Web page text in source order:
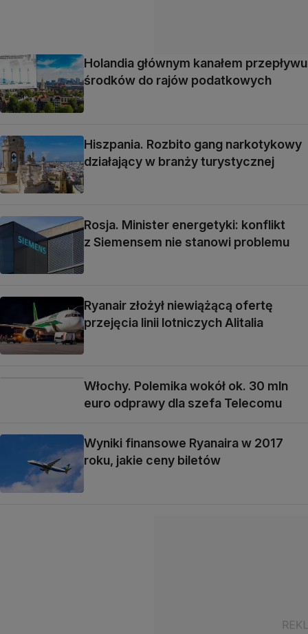
Holandia głównym kanałem przepływu
środków do rajów podatkowych
Hiszpania. Rozbito gang narkotykowy
działający w branży turystycznej
Rosja. Minister energetyki: konflikt
z Siemensem nie stanowi problemu
Ryanair złożył niewiążącą ofertę
przejęcia linii lotniczych Alitalia
Włochy. Polemika wokół ok. 30 mln
euro odprawy dla szefa Telecomu
Wyniki finansowe Ryanaira w 2017
roku, jakie ceny biletów